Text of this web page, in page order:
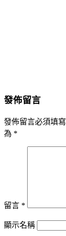
發佈留言
發佈留言必須填
為 *
留言 *
顯示名稱